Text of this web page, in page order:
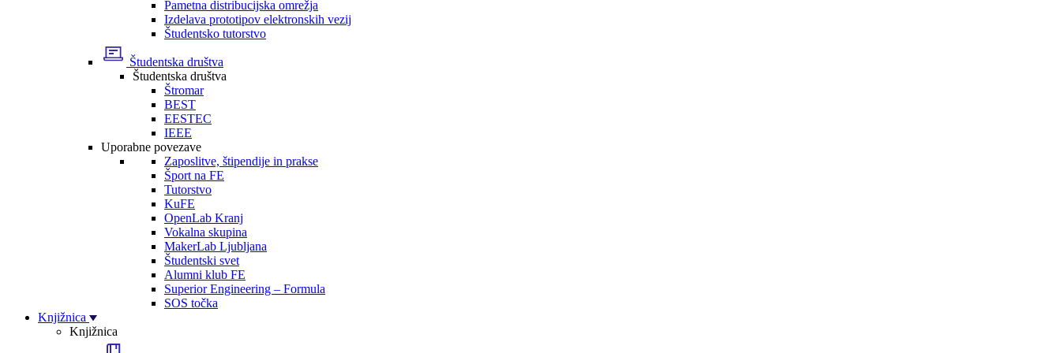
Pametna distribucijska omrežja
Izdelava prototipov elektronskih vezij
Študentsko tutorstvo
Študentska društva
Študentska društva
Štromar
BEST
EESTEC
IEEE
Uporabne povezave
Zaposlitve, štipendije in prakse
Šport na FE
Tutorstvo
KuFE
OpenLab Kranj
Vokalna skupina
MakerLab Ljubljana
Študentski svet
Alumni klub FE
Superior Engineering – Formula
SOS točka
Knjižnica
Knjižnica